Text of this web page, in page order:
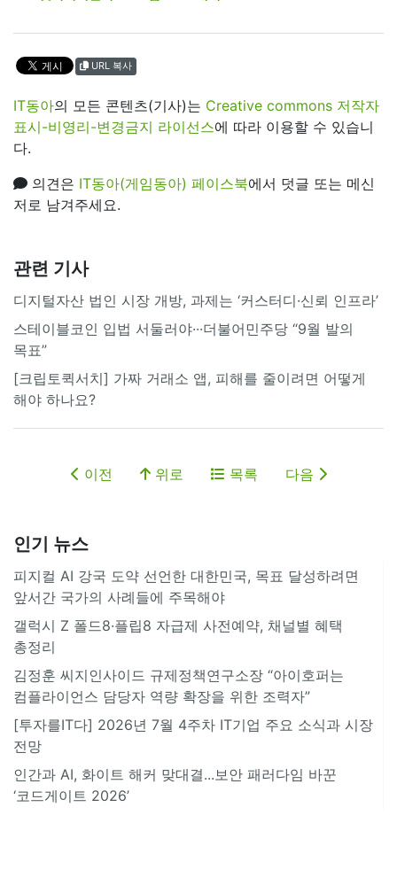
URL 복사
IT동아의 모든 콘텐츠(기사)는 Creative commons 저작자
표시-비영리-변경금지 라이선스에 따라 이용할 수 있습니
다.
의견은 IT동아(게임동아) 페이스북에서 덧글 또는 메신
저로 남겨주세요.
관련 기사
디지털자산 법인 시장 개방, 과제는 ‘커스터디·신뢰 인프라’
스테이블코인 입법 서둘러야···더불어민주당 “9월 발의
목표”
[크립토퀵서치] 가짜 거래소 앱, 피해를 줄이려면 어떻게
해야 하나요?
이전 위로 목록 다음
인기 뉴스
피지컬 AI 강국 도약 선언한 대한민국, 목표 달성하려면
앞서간 국가의 사례들에 주목해야
갤럭시 Z 폴드8·플립8 자급제 사전예약, 채널별 혜택
총정리
김정훈 씨지인사이드 규제정책연구소장 “아이호퍼는
컴플라이언스 담당자 역량 확장을 위한 조력자”
[투자를IT다] 2026년 7월 4주차 IT기업 주요 소식과 시장
전망
인간과 AI, 화이트 해커 맞대결...보안 패러다임 바꾼
‘코드게이트 2026’